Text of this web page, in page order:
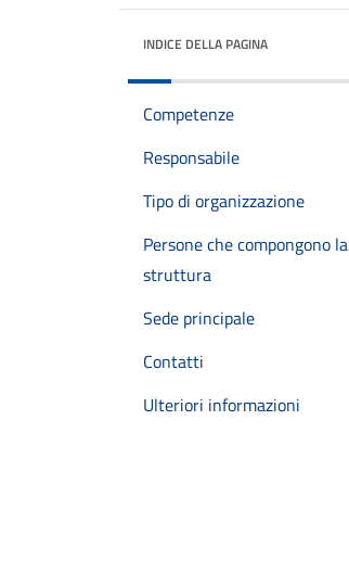
INDICE DELLA PAGINA
Competenze
Responsabile
Tipo di organizzazione
Persone che compongono la
struttura
Sede principale
Contatti
Ulteriori informazioni